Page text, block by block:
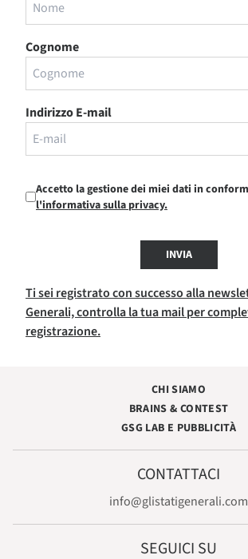
Cognome
Indirizzo E-mail
Accetto la gestione dei miei dati in
l'informativa sulla privacy.
INVIA
Ti sei registrato con successo alla
Generali, controlla la tua mail per
registrazione.
CHI SIAMO
BRAINS & CONTEST
GSG LAB E PUBBLICITÀ
CONTATTACI
info@glistatigenerali.com
SEGUICI SU